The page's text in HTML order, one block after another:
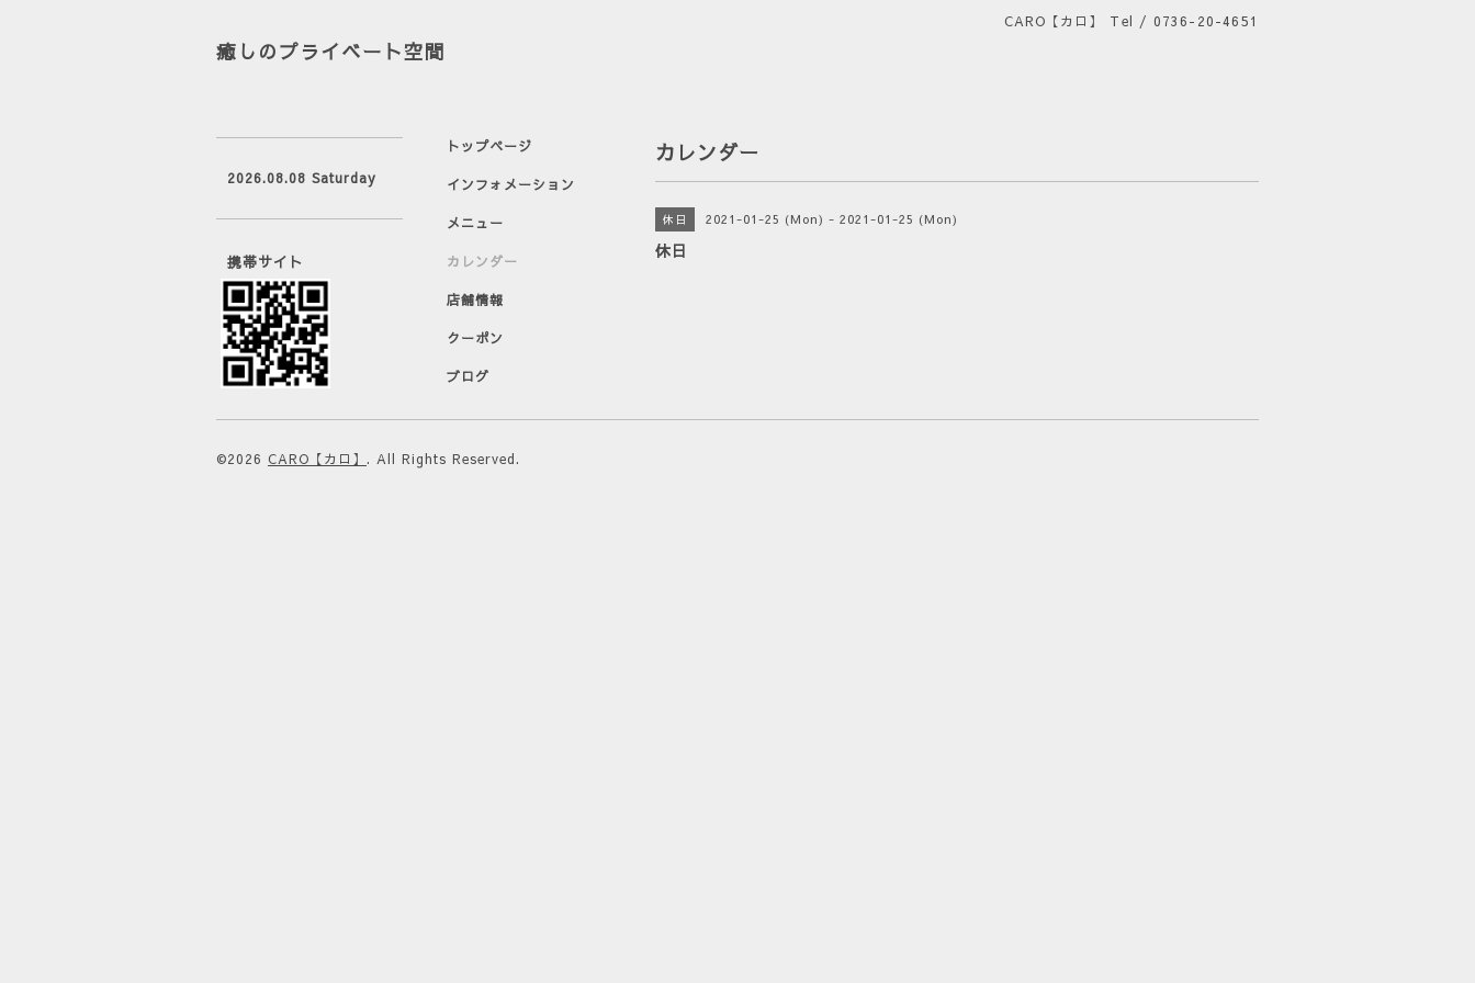
CARO【カロ】 Tel / 0736-20-4651
癒しのプライベート空間
カレンダー
休日 2021-01-25 (Mon) - 2021-01-25 (Mon)
休日
トップページ
インフォメーション
メニュー
カレンダー
店舗情報
クーポン
ブログ
2026.08.08 Saturday
携帯サイト
©2026 CARO【カロ】 . All Rights Reserved.